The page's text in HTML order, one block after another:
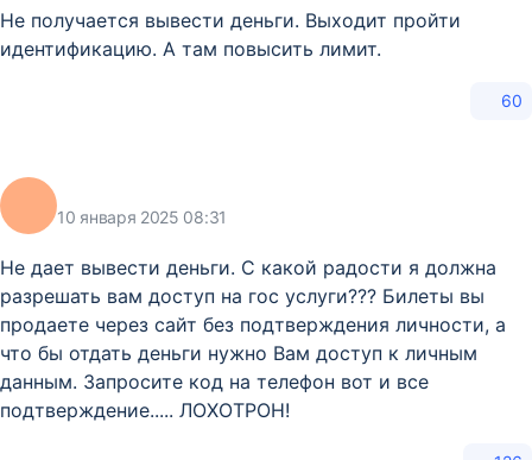
Не получается вывести деньги. Выходит пройти
идентификацию. А там повысить лимит.
60
10 января 2025 08:31
Не дает вывести деньги. С какой радости я должна
разрешать вам доступ на гос услуги??? Билеты вы
продаете через сайт без подтверждения личности, а
что бы отдать деньги нужно Вам доступ к личным
данным. Запросите код на телефон вот и все
подтверждение..... ЛОХОТРОН!